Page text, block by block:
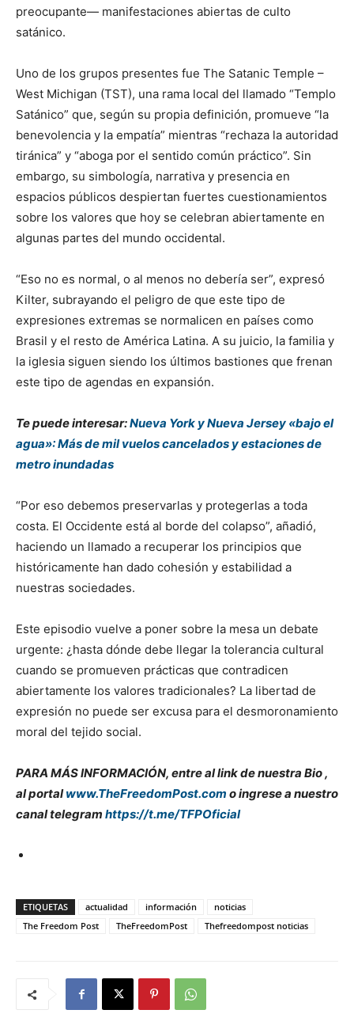
preocupante— manifestaciones abiertas de culto
satánico.
Uno de los grupos presentes fue The Satanic Temple –
West Michigan (TST), una rama local del llamado “Templo
Satánico” que, según su propia definición, promueve “la
benevolencia y la empatía” mientras “rechaza la autoridad
tiránica” y “aboga por el sentido común práctico”. Sin
embargo, su simbología, narrativa y presencia en
espacios públicos despiertan fuertes cuestionamientos
sobre los valores que hoy se celebran abiertamente en
algunas partes del mundo occidental.
“Eso no es normal, o al menos no debería ser”, expresó
Kilter, subrayando el peligro de que este tipo de
expresiones extremas se normalicen en países como
Brasil y el resto de América Latina. A su juicio, la familia y
la iglesia siguen siendo los últimos bastiones que frenan
este tipo de agendas en expansión.
Te puede interesar:Nueva York y Nueva Jersey «bajo el
agua»: Más de mil vuelos cancelados y estaciones de
metro inundadas
“Por eso debemos preservarlas y protegerlas a toda
costa. El Occidente está al borde del colapso”, añadió,
haciendo un llamado a recuperar los principios que
históricamente han dado cohesión y estabilidad a
nuestras sociedades.
Este episodio vuelve a poner sobre la mesa un debate
urgente: ¿hasta dónde debe llegar la tolerancia cultural
cuando se promueven prácticas que contradicen
abiertamente los valores tradicionales? La libertad de
expresión no puede ser excusa para el desmoronamiento
moral del tejido social.
PARA MÁS INFORMACIÓN, entre al link de nuestra Bio ,
al portalwww.TheFreedomPost.com o ingrese a nuestro
canal telegram https://t.me/TFPOficial
ETIQUETAS actualidad información
noticias
The Freedom Post
TheFreedomPost Thefreedompost noticias